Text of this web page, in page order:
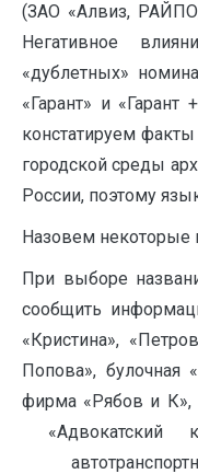
(ЗАО «Алвиз,
Негативное
«дублетных»
«Гарант» и
констатируем факты
городской среды
России, поэтому
Назовем некоторые
При выборе
сообщить
«Кристина»,
Попова», булочная
фирма «Рябов и К»,
«Адвокатский